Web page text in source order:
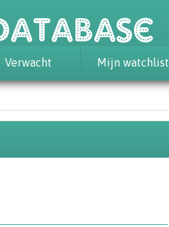
Verwacht Mijn watchlist